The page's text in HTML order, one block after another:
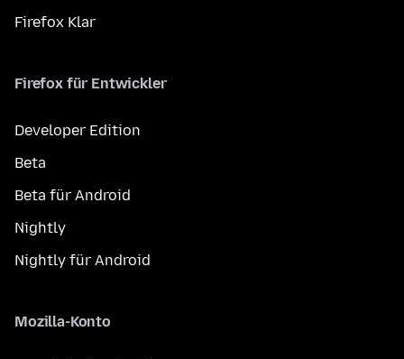
Firefox Klar
Firefox für Entwickler
Developer Edition
Beta
Beta für Android
Nightly
Nightly für Android
Mozilla-Konto